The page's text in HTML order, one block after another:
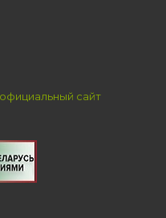
официальный сайт